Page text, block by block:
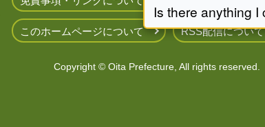
このホームページについて RSS配信について
Copyright © Oita Prefecture, All rights reserved.